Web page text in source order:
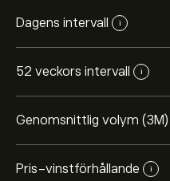
Dagens intervall i
52 veckors intervall i
Genomsnittlig volym (3M)
Pris-vinstförhållande i